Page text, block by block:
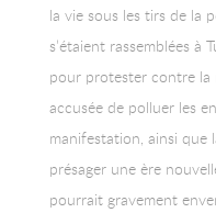
la vie sous les tirs de la
s’étaient rassemblées à
pour protester contre la
accusée de polluer les
manifestation, ainsi que
présager une ère
pourrait gravement